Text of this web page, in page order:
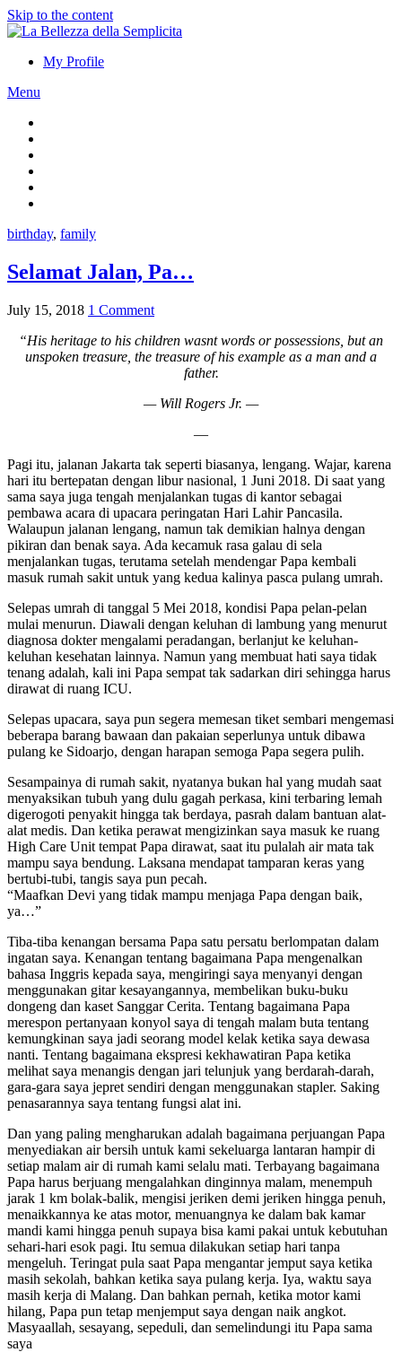
Skip to the content
My Profile
Menu
birthday, family
Selamat Jalan, Pa…
July 15, 2018 1 Comment
“His heritage to his children wasnt words or possessions, but an
unspoken treasure, the treasure of his example as a man and a
father.
— Will Rogers Jr. —
—
Pagi itu, jalanan Jakarta tak seperti biasanya, lengang. Wajar, karena
hari itu bertepatan dengan libur nasional, 1 Juni 2018. Di saat yang
sama saya juga tengah menjalankan tugas di kantor sebagai
pembawa acara di upacara peringatan Hari Lahir Pancasila.
Walaupun jalanan lengang, namun tak demikian halnya dengan
pikiran dan benak saya. Ada kecamuk rasa galau di sela
menjalankan tugas, terutama setelah mendengar Papa kembali
masuk rumah sakit untuk yang kedua kalinya pasca pulang umrah.
Selepas umrah di tanggal 5 Mei 2018, kondisi Papa pelan-pelan
mulai menurun. Diawali dengan keluhan di lambung yang menurut
diagnosa dokter mengalami peradangan, berlanjut ke keluhan-
keluhan kesehatan lainnya. Namun yang membuat hati saya tidak
tenang adalah, kali ini Papa sempat tak sadarkan diri sehingga harus
dirawat di ruang ICU.
Selepas upacara, saya pun segera memesan tiket sembari mengemasi
beberapa barang bawaan dan pakaian seperlunya untuk dibawa
pulang ke Sidoarjo, dengan harapan semoga Papa segera pulih.
Sesampainya di rumah sakit, nyatanya bukan hal yang mudah saat
menyaksikan tubuh yang dulu gagah perkasa, kini terbaring lemah
digerogoti penyakit hingga tak berdaya, pasrah dalam bantuan alat-
alat medis. Dan ketika perawat mengizinkan saya masuk ke ruang
High Care Unit tempat Papa dirawat, saat itu pulalah air mata tak
mampu saya bendung. Laksana mendapat tamparan keras yang
bertubi-tubi, tangis saya pun pecah.
“Maafkan Devi yang tidak mampu menjaga Papa dengan baik,
ya…”
Tiba-tiba kenangan bersama Papa satu persatu berlompatan dalam
ingatan saya. Kenangan tentang bagaimana Papa mengenalkan
bahasa Inggris kepada saya, mengiringi saya menyanyi dengan
menggunakan gitar kesayangannya, membelikan buku-buku
dongeng dan kaset Sanggar Cerita. Tentang bagaimana Papa
merespon pertanyaan konyol saya di tengah malam buta tentang
kemungkinan saya jadi seorang model kelak ketika saya dewasa
nanti. Tentang bagaimana ekspresi kekhawatiran Papa ketika
melihat saya menangis dengan jari telunjuk yang berdarah-darah,
gara-gara saya jepret sendiri dengan menggunakan stapler. Saking
penasarannya saya tentang fungsi alat ini.
Dan yang paling mengharukan adalah bagaimana perjuangan Papa
menyediakan air bersih untuk kami sekeluarga lantaran hampir di
setiap malam air di rumah kami selalu mati. Terbayang bagaimana
Papa harus berjuang mengalahkan dinginnya malam, menempuh
jarak 1 km bolak-balik, mengisi jeriken demi jeriken hingga penuh,
menaikkannya ke atas motor, menuangnya ke dalam bak kamar
mandi kami hingga penuh supaya bisa kami pakai untuk kebutuhan
sehari-hari esok pagi. Itu semua dilakukan setiap hari tanpa
mengeluh. Teringat pula saat Papa mengantar jemput saya ketika
masih sekolah, bahkan ketika saya pulang kerja. Iya, waktu saya
masih kerja di Malang. Dan bahkan pernah, ketika motor kami
hilang, Papa pun tetap menjemput saya dengan naik angkot.
Masyaallah, sesayang, sepeduli, dan semelindungi itu Papa sama
saya